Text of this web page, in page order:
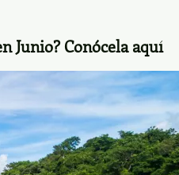
Junio? Conócela aquí